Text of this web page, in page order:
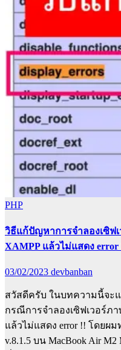
PHP
วิธีแก้ปัญหาการจำลองเซิฟ
XAMPP แล้วไม่แสดง error
03/02/2023 devbanban
สวัสดีครับ ในบทความนี้จะ
กรณีการจำลองเซิฟเวอร์ภา
แล้วไม่แสดง error !! โดยผ
v.8.1.5 บน MacBook Air M2